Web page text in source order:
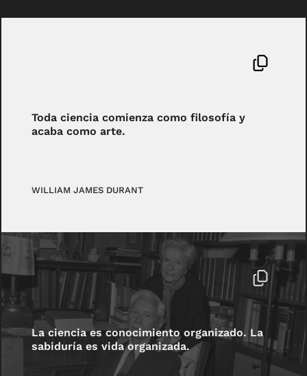
Toda ciencia comienza como filosofía y
acaba como arte.
WILLIAM JAMES DURANT
La ciencia es conocimiento organizado. La
sabiduría es vida organizada.